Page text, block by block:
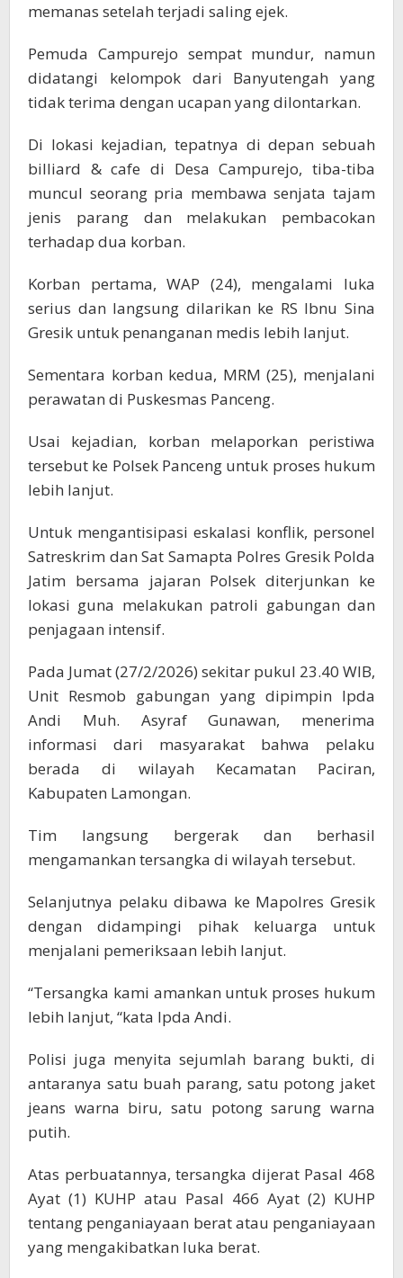
memanas setelah terjadi saling ejek.
Pemuda Campurejo sempat mundur, namun
didatangi kelompok dari Banyutengah yang
tidak terima dengan ucapan yang dilontarkan.
Di lokasi kejadian, tepatnya di depan sebuah
billiard & cafe di Desa Campurejo, tiba-tiba
muncul seorang pria membawa senjata tajam
jenis parang dan melakukan pembacokan
terhadap dua korban.
Korban pertama, WAP (24), mengalami luka
serius dan langsung dilarikan ke RS Ibnu Sina
Gresik untuk penanganan medis lebih lanjut.
Sementara korban kedua, MRM (25), menjalani
perawatan di Puskesmas Panceng.
Usai kejadian, korban melaporkan peristiwa
tersebut ke Polsek Panceng untuk proses hukum
lebih lanjut.
Untuk mengantisipasi eskalasi konflik, personel
Satreskrim dan Sat Samapta Polres Gresik Polda
Jatim bersama jajaran Polsek diterjunkan ke
lokasi guna melakukan patroli gabungan dan
penjagaan intensif.
Pada Jumat (27/2/2026) sekitar pukul 23.40 WIB,
Unit Resmob gabungan yang dipimpin Ipda
Andi Muh. Asyraf Gunawan, menerima
informasi dari masyarakat bahwa pelaku
berada di wilayah Kecamatan Paciran,
Kabupaten Lamongan.
Tim langsung bergerak dan berhasil
mengamankan tersangka di wilayah tersebut.
Selanjutnya pelaku dibawa ke Mapolres Gresik
dengan didampingi pihak keluarga untuk
menjalani pemeriksaan lebih lanjut.
“Tersangka kami amankan untuk proses hukum
lebih lanjut, “kata Ipda Andi.
Polisi juga menyita sejumlah barang bukti, di
antaranya satu buah parang, satu potong jaket
jeans warna biru, satu potong sarung warna
putih.
Atas perbuatannya, tersangka dijerat Pasal 468
Ayat (1) KUHP atau Pasal 466 Ayat (2) KUHP
tentang penganiayaan berat atau penganiayaan
yang mengakibatkan luka berat.